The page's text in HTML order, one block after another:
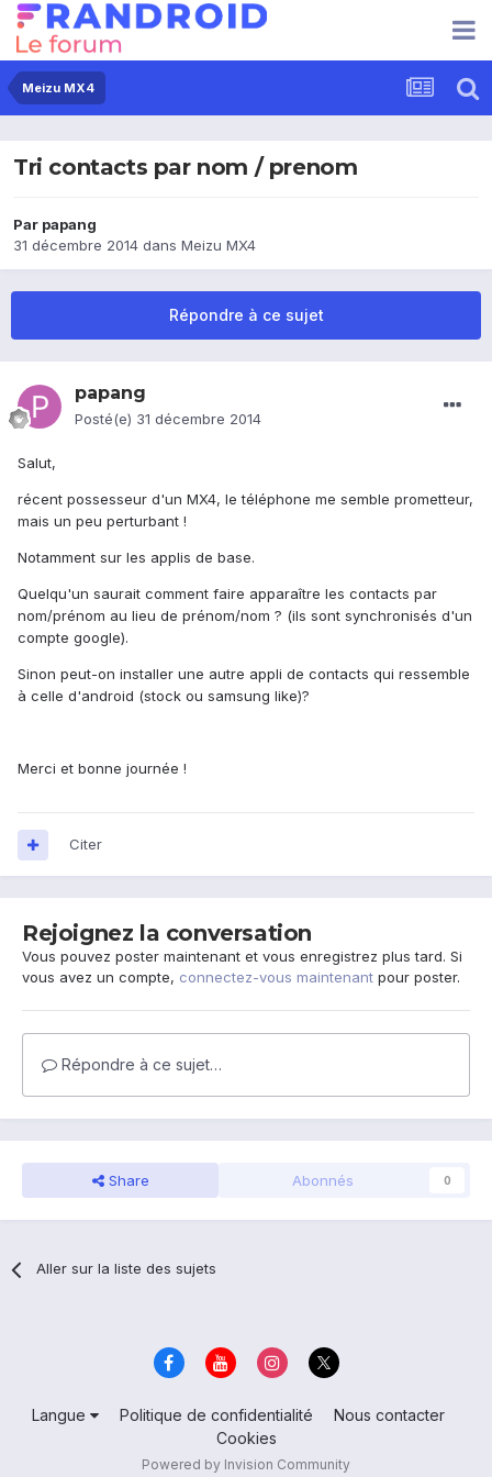
Meizu MX4
Tri contacts par nom / prenom
Par papang
31 décembre 2014 dans Meizu MX4
Répondre à ce sujet
papang
Posté(e) 31 décembre 2014
Salut,
récent possesseur d'un MX4, le téléphone me semble prometteur,
mais un peu perturbant !
Notamment sur les applis de base.
Quelqu'un saurait comment faire apparaître les contacts par
nom/prénom au lieu de prénom/nom ? (ils sont synchronisés d'un
compte google).
Sinon peut-on installer une autre appli de contacts qui ressemble
à celle d'android (stock ou samsung like)?
Merci et bonne journée !
Citer
Rejoignez la conversation
Vous pouvez poster maintenant et vous enregistrez plus tard. Si
vous avez un compte, connectez-vous maintenant pour poster.
Répondre à ce sujet…
Share Abonnés 0
Aller sur la liste des sujets
Langue Politique de confidentialité
Nous contacter
Cookies
Powered by Invision Community